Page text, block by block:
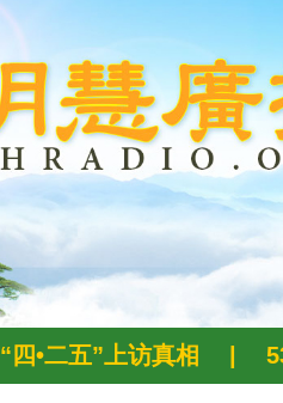
“四•二五”上访真相